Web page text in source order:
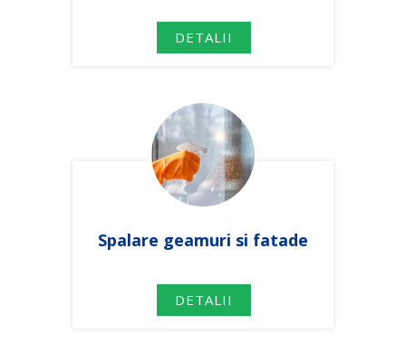
DETALII
Spalare geamuri si fatade
DETALII